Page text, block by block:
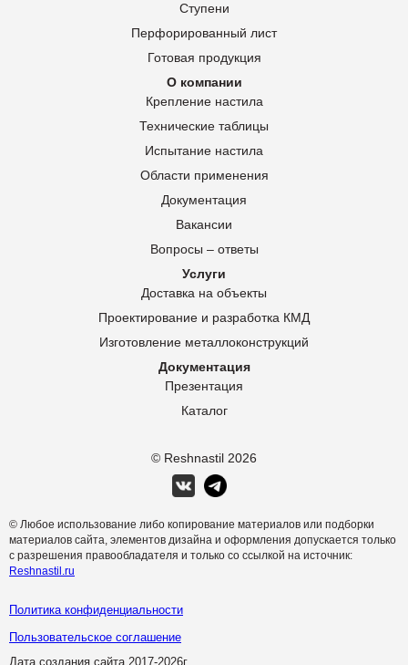
© Reshnastil 2026
Ступени
Перфорированный лист
Готовая продукция
О компании
Крепление настила
Технические таблицы
Испытание настила
Области применения
Документация
Вакансии
Вопросы – ответы
Услуги
Доставка на объекты
Проектирование и разработка КМД
Изготовление металлоконструкций
Документация
Презентация
Каталог
© Любое использование либо копирование материалов или подборки
материалов сайта, элементов дизайна и оформления допускается только
с разрешения правообладателя и только со ссылкой на источник:
Reshnastil.ru
Политика конфиденциальности
Пользовательское соглашение
Дата создания сайта 2017-2026г.